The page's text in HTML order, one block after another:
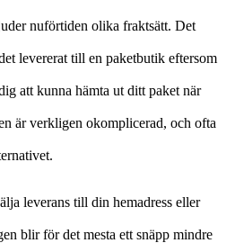
nuförtiden olika fraktsätt. Det
levererat till en paketbutik eftersom
att kunna hämta ut ditt paket när
är verkligen okomplicerad, och ofta
leverans till din hemadress eller
blir för det mesta ett snäpp mindre